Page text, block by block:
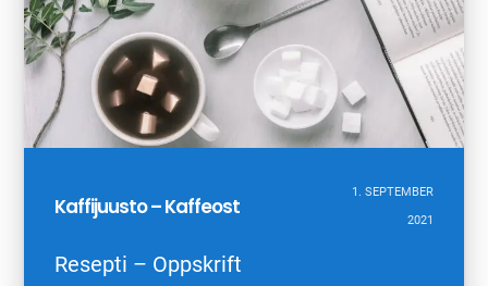
Kaffijuusto – Kaffeost
1. SEPTEMBER
2021
Resepti – Oppskrift